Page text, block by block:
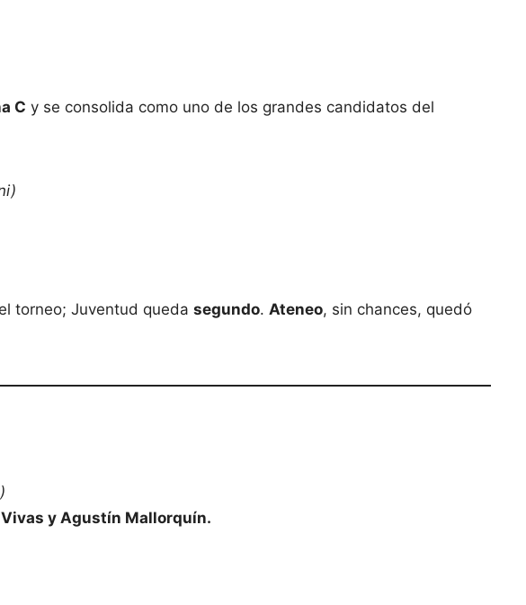
C y se consolida como uno de los grandes candidatos del
torneo; Juventud queda segundo. Ateneo, sin chances, quedó
y Agustín Mallorquín.